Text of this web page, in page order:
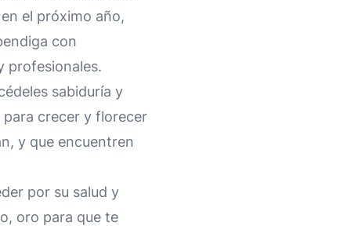
el próximo año,
con
profesionales.
sabiduría y
crecer y florecer
y que encuentren
por su salud y
oro para que te